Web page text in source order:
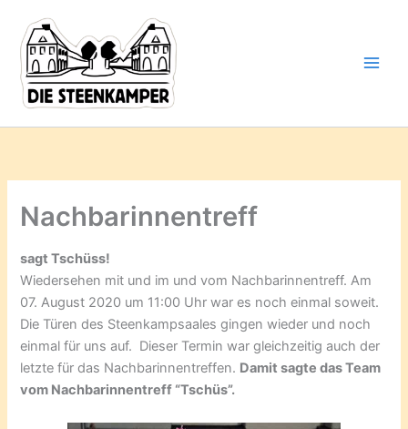
Inhalt
springen
Nachbarinnentreff
sagt Tschüss!
Wiedersehen mit und im und vom Nachbarinnentreff. Am
07. August 2020 um 11:00 Uhr war es noch einmal soweit.
Die Türen des Steenkampsaales gingen wieder und noch
einmal für uns auf. Dieser Termin war gleichzeitig auch der
letzte für das Nachbarinnentreffen. Damit sagte das Team
vom Nachbarinnentreff “Tschüs”.
deine
Mail-
Adresse
ein ...